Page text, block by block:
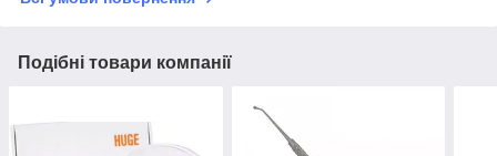
Подібні товари компанії